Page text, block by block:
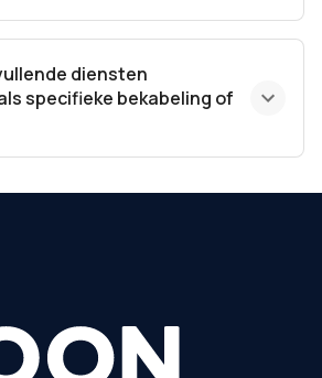
diensten
specifieke bekabeling of